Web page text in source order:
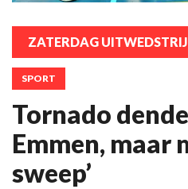
ZATERDAG
SPORT
Tornado
Emmen, maar
sweep’